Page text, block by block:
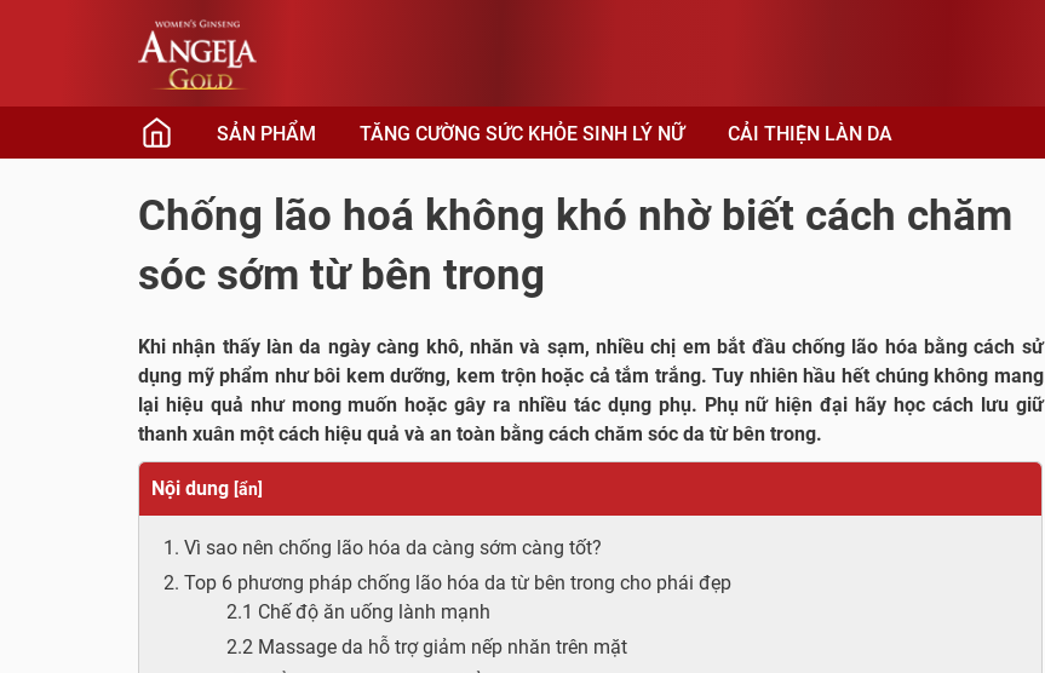
SẢN PHẨM TĂNG CƯỜNG SỨC KHỎE SINH LÝ NỮ CẢI THIỆN LÀN DA
Chống lão hoá không khó nhờ biết cách chăm
sóc sớm từ bên trong
Khi nhận thấy làn da ngày càng khô, nhăn và sạm, nhiều chị em bắt đầu chống lão hóa bằng cách sử
dụng mỹ phẩm như bôi kem dưỡng, kem trộn hoặc cả tắm trắng. Tuy nhiên hầu hết chúng không mang
lại hiệu quả như mong muốn hoặc gây ra nhiều tác dụng phụ. Phụ nữ hiện đại hãy học cách lưu giữ
thanh xuân một cách hiệu quả và an toàn bằng cách chăm sóc da từ bên trong.
Nội dung [ẩn]
1. Vì sao nên chống lão hóa da càng sớm càng tốt?
2. Top 6 phương pháp chống lão hóa da từ bên trong cho phái đẹp
2.1 Chế độ ăn uống lành mạnh
2.2 Massage da hỗ trợ giảm nếp nhăn trên mặt